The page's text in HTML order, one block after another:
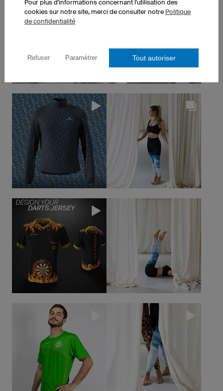
Pour plus d'informations concernant l'utilisation des
cookies sur notre site, merci de consulter notre Politique
de confidentialité
Refuser Paramétrer Tout autoriser